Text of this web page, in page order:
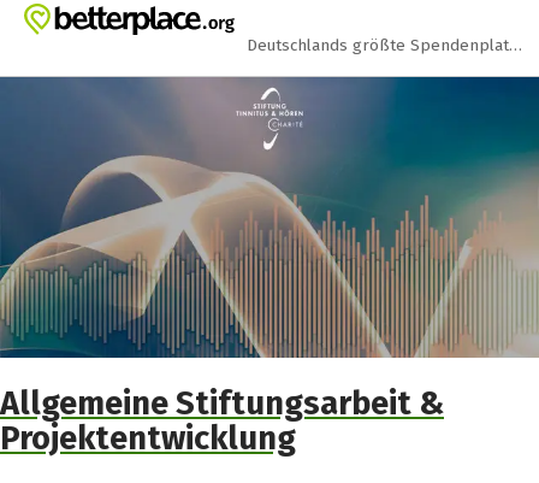
Zum Hauptinhalt springen
Erklärung zur Barrierefreiheit anzeigen
Deutschlands größte Spendenplattform
Allgemeine Stiftungsarbeit &
Projektentwicklung